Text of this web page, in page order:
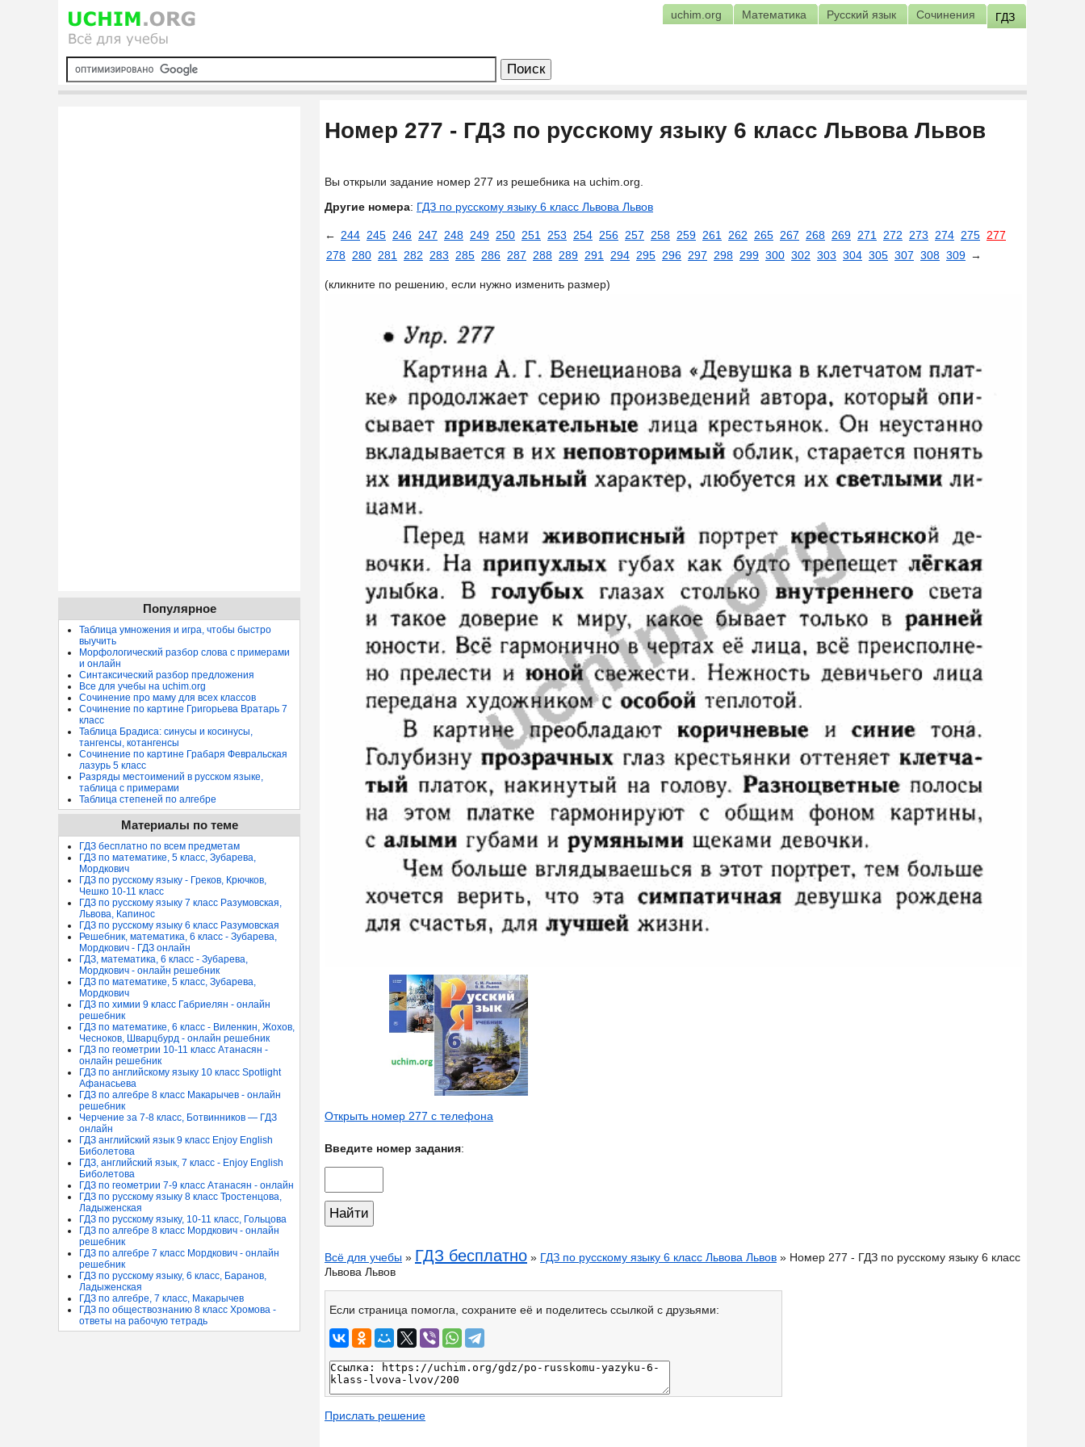
uchim.org Математика Русский язык Сочинения ГДЗ
Номер 277 - ГДЗ по русскому языку 6 класс Львова Львов
Вы открыли задание номер 277 из решебника на uchim.org.
Другие номера: ГДЗ по русскому языку 6 класс Львова Львов
← 244 245 246 247 248 249 250 251 253 254 256 257 258 259 261 262 265 267 268 269 271 272 273 274 275 277
278 280 281 282 283 285 286 287 288 289 291 294 295 296 297 298 299 300 302 303 304 305 307 308 309 →
(кликните по решению, если нужно изменить размер)
Открыть номер 277 с телефона
Введите номер задания:
Всё для учебы » ГДЗ бесплатно » ГДЗ по русскому языку 6 класс Львова Львов » Номер 277 - ГДЗ по русскому языку 6 класс
Львова Львов
Если страница помогла, сохраните её и поделитесь ссылкой с друзьями:
Прислать решение
Популярное
Таблица умножения и игра, чтобы быстро
выучить
Морфологический разбор слова с примерами
и онлайн
Синтаксический разбор предложения
Все для учебы на uchim.org
Сочинение про маму для всех классов
Сочинение по картине Григорьева Вратарь 7
класс
Таблица Брадиса: синусы и косинусы,
тангенсы, котангенсы
Сочинение по картине Грабаря Февральская
лазурь 5 класс
Разряды местоимений в русском языке,
таблица с примерами
Таблица степеней по алгебре
Материалы по теме
ГДЗ бесплатно по всем предметам
ГДЗ по математике, 5 класс, Зубарева,
Мордкович
ГДЗ по русскому языку - Греков, Крючков,
Чешко 10-11 класс
ГДЗ по русскому языку 7 класс Разумовская,
Львова, Капинос
ГДЗ по русскому языку 6 класс Разумовская
Решебник, математика, 6 класс - Зубарева,
Мордкович - ГДЗ онлайн
ГДЗ, математика, 6 класс - Зубарева,
Мордкович - онлайн решебник
ГДЗ по математике, 5 класс, Зубарева,
Мордкович
ГДЗ по химии 9 класс Габриелян - онлайн
решебник
ГДЗ по математике, 6 класс - Виленкин, Жохов,
Чесноков, Шварцбурд - онлайн решебник
ГДЗ по геометрии 10-11 класс Атанасян -
онлайн решебник
ГДЗ по английскому языку 10 класс Spotlight
Афанасьева
ГДЗ по алгебре 8 класс Макарычев - онлайн
решебник
Черчение за 7-8 класс, Ботвинников — ГДЗ
онлайн
ГДЗ английский язык 9 класс Enjoy English
Биболетова
ГДЗ, английский язык, 7 класс - Enjoy English
Биболетова
ГДЗ по геометрии 7-9 класс Атанасян - онлайн
ГДЗ по русскому языку 8 класс Тростенцова,
Ладыженская
ГДЗ по русскому языку, 10-11 класс, Гольцова
ГДЗ по алгебре 8 класс Мордкович - онлайн
решебник
ГДЗ по алгебре 7 класс Мордкович - онлайн
решебник
ГДЗ по русскому языку, 6 класс, Баранов,
Ладыженская
ГДЗ по алгебре, 7 класс, Макарычев
ГДЗ по обществознанию 8 класс Хромова -
ответы на рабочую тетрадь